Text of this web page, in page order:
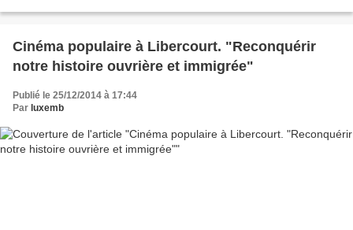
Cinéma populaire à Libercourt. "Reconquérir
notre histoire ouvrière et immigrée"
Publié le 25/12/2014 à 17:44
Par luxemb